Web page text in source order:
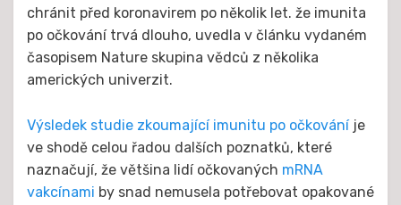
chránit před koronavirem po několik let. že imunita
po očkování trvá dlouho, uvedla v článku vydaném
časopisem Nature skupina vědců z několika
amerických univerzit.
Výsledek studie zkoumající imunitu po očkováníje
ve shodě celou řadou dalších poznatků, které
naznačují, že většina lidí očkovaných mRNA
vakcínami by snad nemusela potřebovat opakované